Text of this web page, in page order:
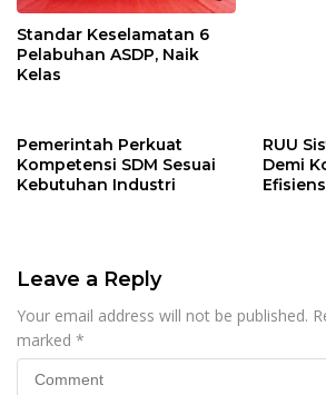
Standar Keselamatan 6
Pelabuhan ASDP, Naik
Kelas
Pemerintah Perkuat
Kompetensi SDM Sesuai
Kebutuhan Industri
RUU
Demi
Leave a Reply
Your email address will not be published.
marked *